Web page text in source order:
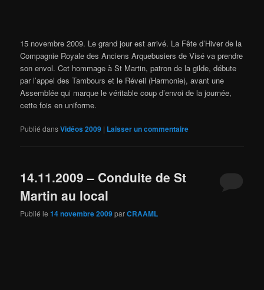
15 novembre 2009. Le grand jour est arrivé. La Fête d’Hiver de la
Compagnie Royale des Anciens Arquebusiers de Visé va prendre
son envol. Cet hommage à St Martin, patron de la gilde, débute
par l’appel des Tambours et le Réveil (Harmonie), avant une
Assemblée qui marque le véritable coup d’envoi de la journée,
cette fois en uniforme.
Publié dansVidéos 2009 | Laisser un commentaire
14.11.2009 – Conduite de St
Martin au local
Publié le14 novembre 2009parCRAAML